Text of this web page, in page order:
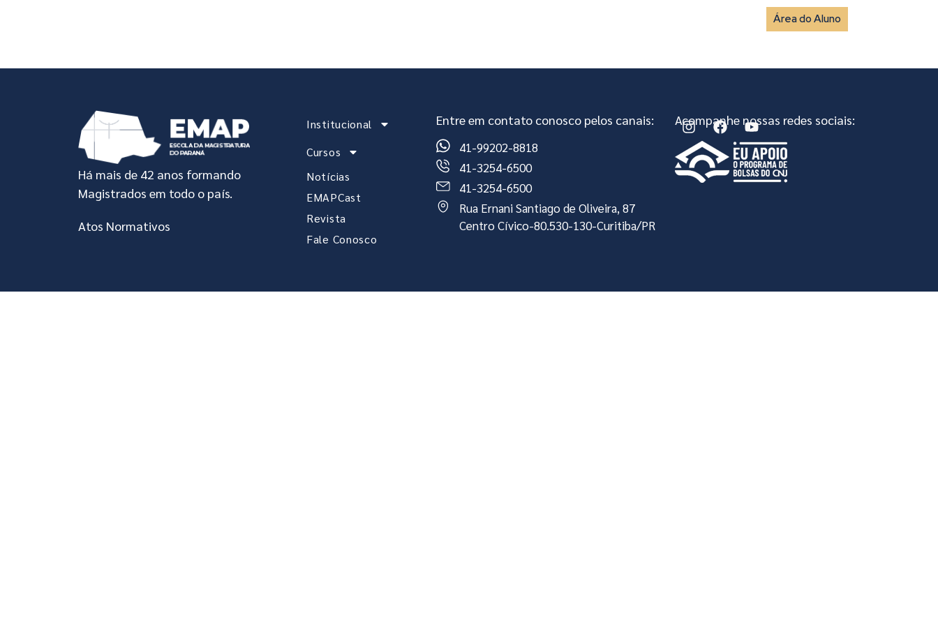
Área do Aluno
Há mais de 42 anos formando
Magistrados em todo o país.
Atos Normativos
Institucional
Cursos
Notícias
EMAPCast
Revista
Fale Conosco
Entre em contato conosco pelos canais:
41-99202-8818
41-3254-6500
41-3254-6500
Rua Ernani Santiago de Oliveira, 87
Centro Cívico-80.530-130-Curitiba/PR
Acompanhe nossas redes sociais: